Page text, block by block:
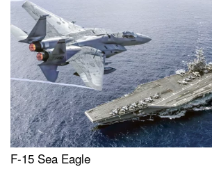
F-15 Sea Eagle